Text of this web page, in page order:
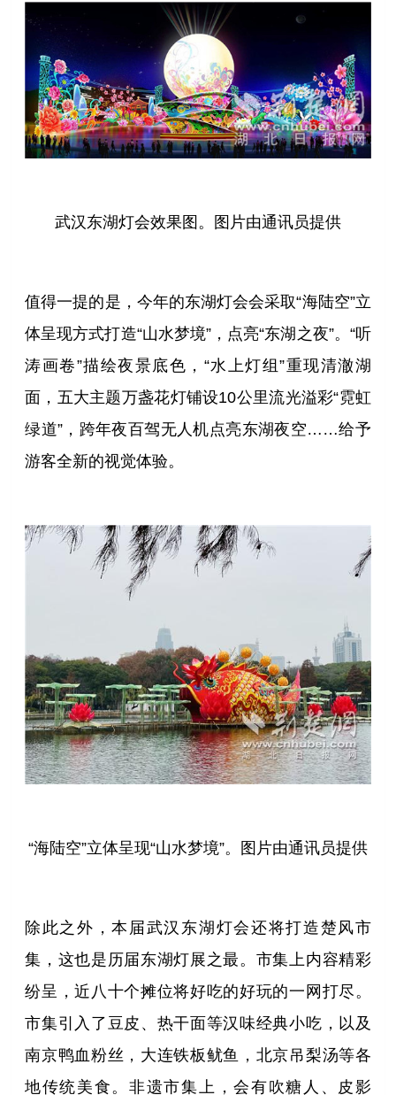
武汉东湖灯会效果图。图片由通讯员提供
值得一提的是，今年的东湖灯会会采取“海陆空”立
体呈现方式打造“山水梦境”，点亮“东湖之夜”。“听
涛画卷”描绘夜景底色，“水上灯组”重现清澈湖
面，五大主题万盏花灯铺设10公里流光溢彩“霓虹
绿道”，跨年夜百驾无人机点亮东湖夜空……给予
游客全新的视觉体验。
“海陆空”立体呈现“山水梦境”。图片由通讯员提供
除此之外，本届武汉东湖灯会还将打造楚风市
集，这也是历届东湖灯展之最。市集上内容精彩
纷呈，近八十个摊位将好吃的好玩的一网打尽。
市集引入了豆皮、热干面等汉味经典小吃，以及
南京鸭血粉丝，大连铁板鱿鱼，北京吊梨汤等各
地传统美食。非遗市集上，会有吹糖人、皮影